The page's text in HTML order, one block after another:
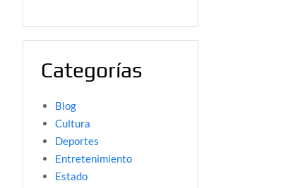
Categorías
Blog
Cultura
Deportes
Entretenimiento
Estado